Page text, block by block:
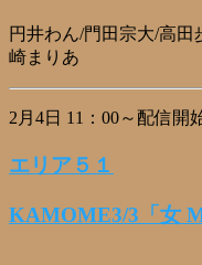
円井わん/門田宗大/高
崎まりあ
2月4日 11：00～配信開
エリア５１
KAMOME3/3「女